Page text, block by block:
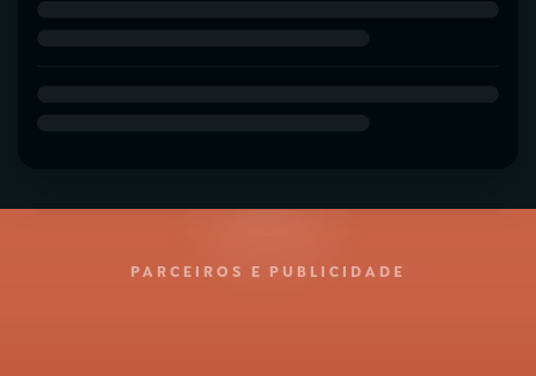
PARCEIROS E PUBLICIDADE